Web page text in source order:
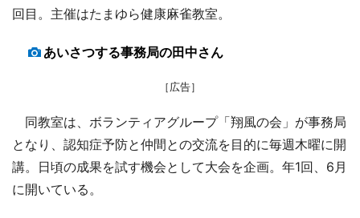
回目。主催はたまゆら健康麻雀教室。
あいさつする事務局の田中さん
［広告］
同教室は、ボランティアグループ「翔風の会」が事務局
となり、認知症予防と仲間との交流を目的に毎週木曜に開
講。日頃の成果を試す機会として大会を企画。年1回、6月
に開いている。